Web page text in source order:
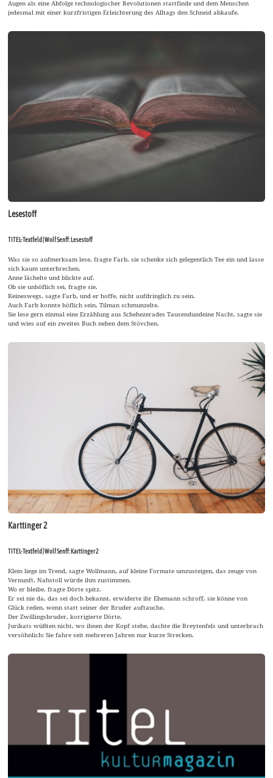
Augen als eine Abfolge technologischer Revolutionen stattfinde und dem Menschen
jedesmal mit einer kurzfristigen Erleichterung des Alltags den Schneid abkaufe.
Lesestoff
TITEL-Textfeld | Wolf Senff: Lesestoff
Was sie so aufmerksam lese, fragte Farb, sie schenke sich gelegentlich Tee ein und lasse
sich kaum unterbrechen.
Anne lächelte und blickte auf.
Ob sie unhöflich sei, fragte sie.
Keineswegs, sagte Farb, und er hoffe, nicht aufdringlich zu sein.
Auch Farb konnte höflich sein. Tilman schmunzelte.
Sie lese gern einmal eine Erzählung aus Schehezerades Tausendundeine Nacht, sagte sie
und wies auf ein zweites Buch neben dem Stövchen.
Karttinger 2
TITEL-Textfeld | Wolf Senff: Karttinger 2
Klein liege im Trend, sagte Wollmann, auf kleine Formate umzusteigen, das zeuge von
Vernunft, Nahstoll würde ihm zustimmen.
Wo er bleibe, fragte Dörte spitz.
Er sei nie da, das sei doch bekannt, erwiderte ihr Ehemann schroff, sie könne von
Glück reden, wenn statt seiner der Bruder auftauche.
Der Zwillingsbruder, korrigierte Dörte.
Jurikats wüßten nicht, wo ihnen der Kopf stehe, dachte die Breytenfels und unterbrach
versöhnlich: Sie fahre seit mehreren Jahren nur kurze Strecken.